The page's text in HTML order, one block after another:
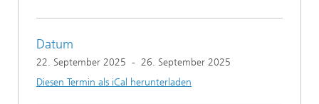
Datum
22. September 2025 - 26. September 2025
Diesen Termin als iCal herunterladen